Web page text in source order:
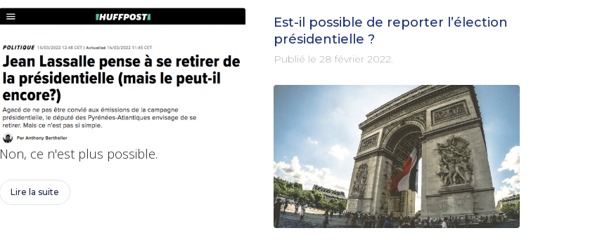
Non, ce n'est plus possible.
Lire la suite
Est-il possible de reporter l’élection
présidentielle ?
Publié le 28 février 2022.